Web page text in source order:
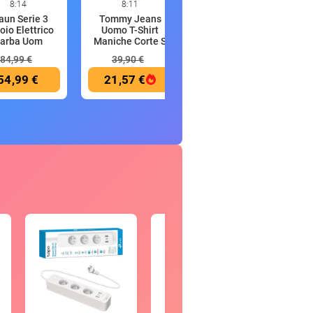
8:14
Serie 3
Elettrico
Uom
84,99 €
€
8:11
Tommy Jeans
Uomo T-Shirt
Maniche Corte S
39,90 €
21,57 €